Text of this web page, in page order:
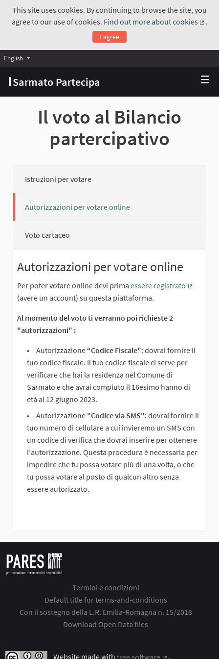
This site uses cookies. By continuing to browse the site, you
agree to our use of cookies. Find out more about cookies
.
I agree
Sarmato Partecipa
English Choose language
Il voto al Bilancio
partercipativo
Istruzioni per votare
Autorizzazioni per votare online
Voto cartaceo
Autorizzazioni per votare online
Per poter votare online devi prima essere registrato
(avere un account) su questa piattaforma.
Al momento del voto ti verranno poi richieste 2
"autorizzazioni" :
Autorizzazione “Codice Fiscale": dovrai fornire il
tuo codice fiscale. Il tuo codice fiscale ci serve per
verificare che hai la residenza nel Comune di
Sarmato e che avrai compiuto il 16esimo hanno di
età al 12 giugno 2023.
Autorizzazione "Codice via SMS": dovrai fornire il
tuo numero di cellulare a cui invieremo un SMS con
un codice di verifica che dovrai inserire per ottenere
l'autorizzazione. Questa procedura è necessaria per
impedire che tu possa votare più di una volta, o che
tu possa votare al posto di qualcun altro senza
essere autorizzato.
Termini e condizioni
Default title for terms-and-conditions
Con il sostegno della L.R. Emilia-Romagna n. 15/2018
Download Open Data files
Website made with free software .